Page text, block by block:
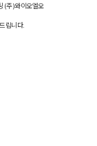
(주)와이오엘오
립니다.